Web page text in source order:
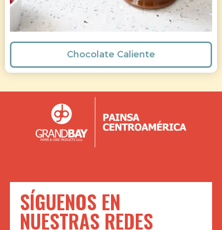
Chocolate Caliente
SÍGUENOS EN
NUESTRAS REDES